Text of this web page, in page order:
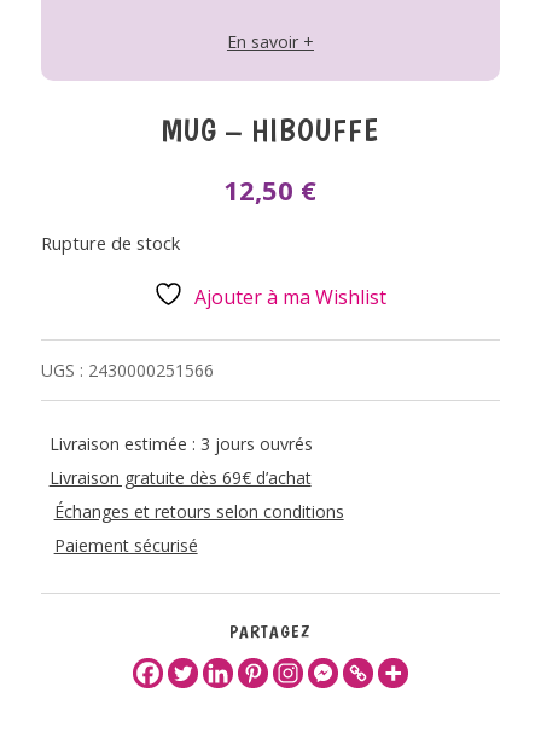
En savoir +
MUG – HIBOUFFE
12,50 €
Rupture de stock
Ajouter à ma Wishlist
UGS : 2430000251566
Livraison estimée : 3 jours ouvrés
Livraison gratuite dès 69€ d’achat
Échanges et retours selon conditions
Paiement sécurisé
PARTAGEZ